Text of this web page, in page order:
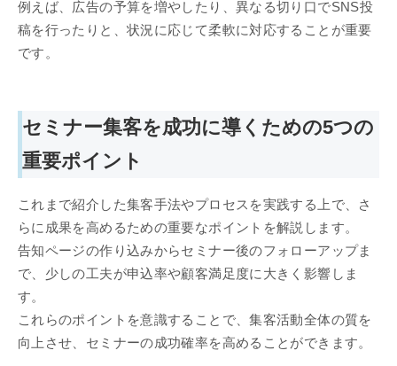
例えば、広告の予算を増やしたり、異なる切り口でSNS投
稿を行ったりと、状況に応じて柔軟に対応することが重要
です。
セミナー集客を成功に導くための5つの
重要ポイント
これまで紹介した集客手法やプロセスを実践する上で、さ
らに成果を高めるための重要なポイントを解説します。
告知ページの作り込みからセミナー後のフォローアップま
で、少しの工夫が申込率や顧客満足度に大きく影響しま
す。
これらのポイントを意識することで、集客活動全体の質を
向上させ、セミナーの成功確率を高めることができます。